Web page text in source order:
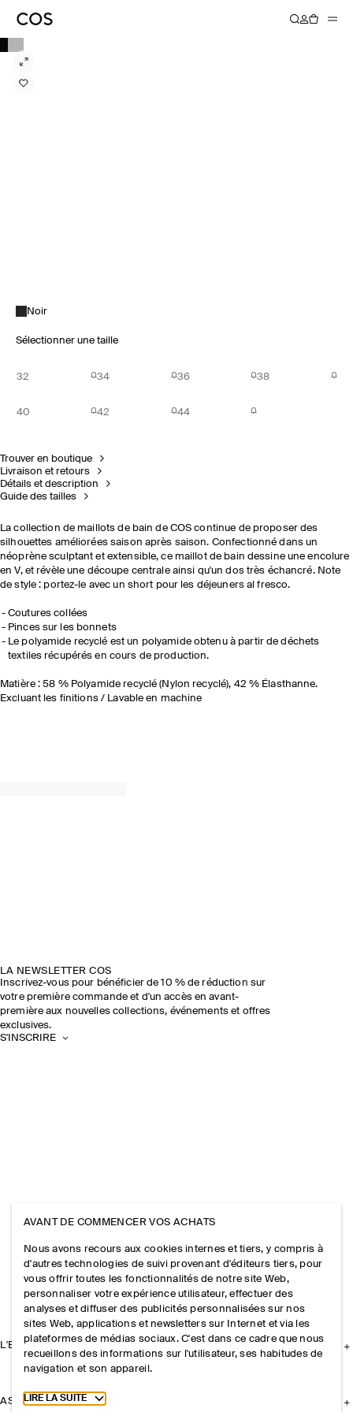
Noir
Sélectionner une taille
32 34 36 38
40 42 44
Trouver en boutique
Livraison et retours
Détails et description
Guide des tailles
La collection de maillots de bain de COS continue de proposer des
silhouettes améliorées saison après saison. Confectionné dans un
néoprène sculptant et extensible, ce maillot de bain dessine une encolure
en V, et révèle une découpe centrale ainsi qu'un dos très échancré. Note
de style : portez-le avec un short pour les déjeuners al fresco.
Coutures collées
Pinces sur les bonnets
Le polyamide recyclé est un polyamide obtenu à partir de déchets
textiles récupérés en cours de production.
Matière : 58 % Polyamide recyclé (Nylon recyclé), 42 % Élasthanne.
Excluant les finitions / Lavable en machine
LA NEWSLETTER COS
Inscrivez-vous pour bénéficier de 10 % de réduction sur
votre première commande et d'un accès en avant-
première aux nouvelles collections, événements et offres
exclusives.
S'INSCRIRE
L'ENTREPRISE
ASSISTANCE
AVANT DE COMMENCER VOS ACHATS
Nous avons recours aux cookies internes et tiers, y compris à
d'autres technologies de suivi provenant d'éditeurs tiers, pour
vous offrir toutes les fonctionnalités de notre site Web,
personnaliser votre expérience utilisateur, effectuer des
analyses et diffuser des publicités personnalisées sur nos
sites Web, applications et newsletters sur Internet et via les
plateformes de médias sociaux. C'est dans ce cadre que nous
recueillons des informations sur l'utilisateur, ses habitudes de
navigation et son appareil.
Toggle more cookie information
LIRE LA SUITE